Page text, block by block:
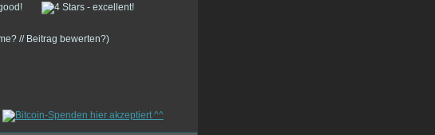
// Beitrag bewerten?)